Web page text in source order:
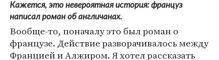
Кажется, это невероятная история: француз
написал роман об англичанах.
Вообще-то, поначалу это был роман о
французе. Действие разворачивалось между
Францией и Алжиром. Я хотел рассказать